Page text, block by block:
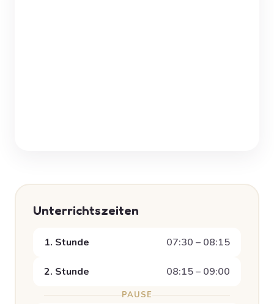
Unterrichtszeiten
1. Stunde 07:30 – 08:15
2. Stunde 08:15 – 09:00
PAUSE